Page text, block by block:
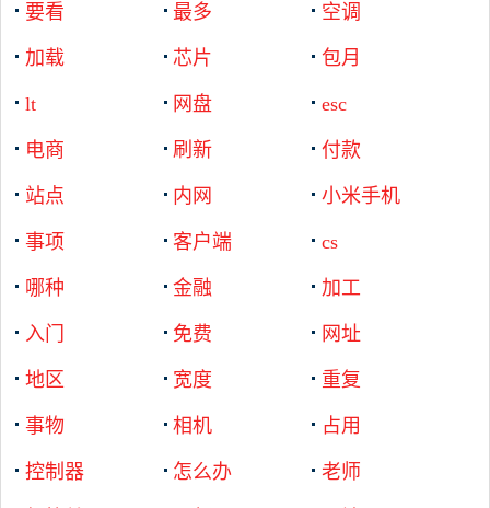
要看 最多 空调
加载 芯片 包月
lt 网盘 esc
电商 刷新 付款
站点 内网 小米手机
事项 客户端 cs
哪种 金融 加工
入门 免费 网址
地区 宽度 重复
事物 相机 占用
控制器 怎么办 老师